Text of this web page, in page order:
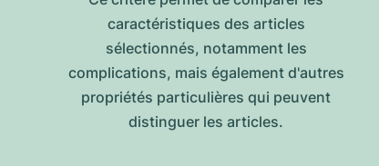
caractéristiques des articles
sélectionnés, notamment les
complications, mais également d'autres
propriétés particulières qui peuvent
distinguer les articles.